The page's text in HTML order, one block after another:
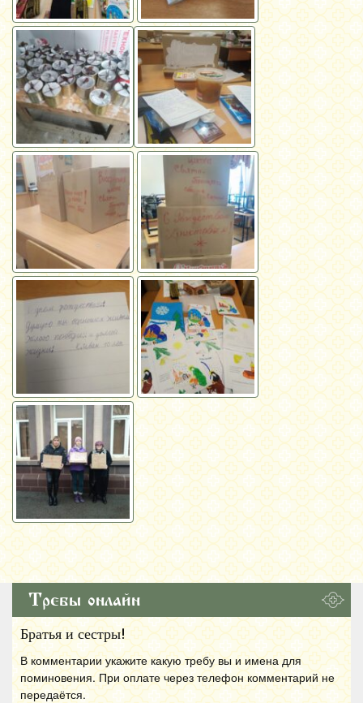
Требы онлайн
Братья и сестры!
В комментарии укажите какую требу вы и имена для
поминовения. При оплате через телефон комментарий не
передаётся.